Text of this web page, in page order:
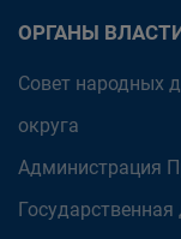
ОРГАНЫ
Совет народных
округа
Администрация